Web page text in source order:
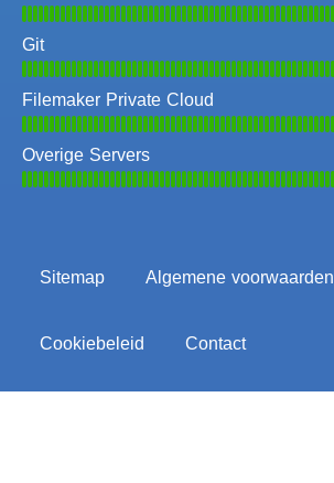
Git
Filemaker Private Cloud
Overige Servers
Sitemap Algemene voorwaarden
Cookiebeleid Contact